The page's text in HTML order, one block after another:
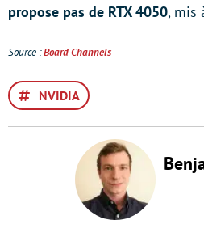
propose pas de RTX 4050, mis
Source :Board Channels
NVIDIA